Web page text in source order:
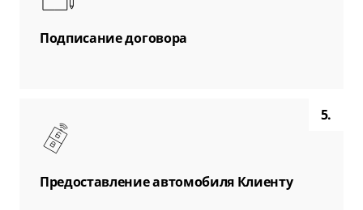
Подписание договора
5.
Предоставление автомобиля Клиенту